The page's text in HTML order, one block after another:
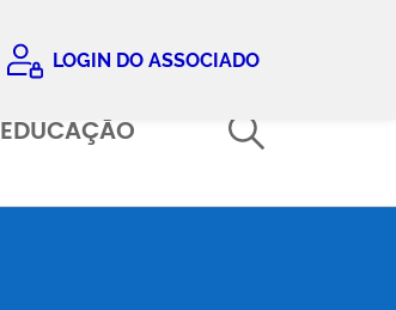
LOGIN DO ASSOCIADO
EDUCAÇÃO